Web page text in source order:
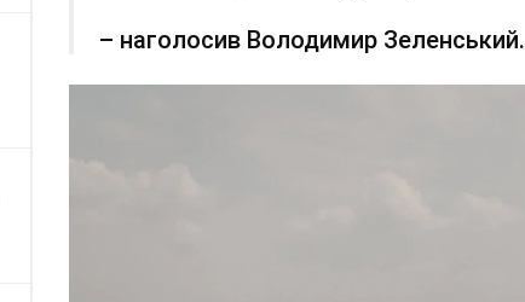
– наголосив Володимир Зеленський.